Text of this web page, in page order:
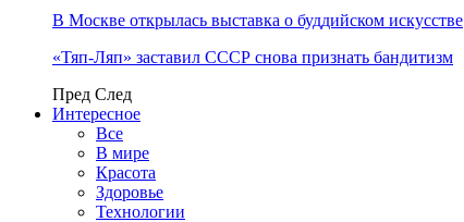
В Москве открылась выставка о буддийском искусстве
«Тяп-Ляп» заставил СССР снова признать бандитизм
Пред След
Интересное
Все
В мире
Красота
Здоровье
Технологии